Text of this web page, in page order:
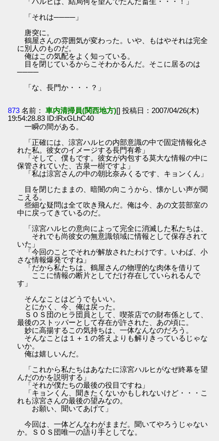
「それは────」
唐突に。
鶴屋さんの雰囲気が変わった。いや、もはやそれは完全
に別人のものだ。
俺はこの気配をよく知っている。
目を閉じているからこそわかるんだ。そこに居るのは
────
「な、長門か・・・？」
873 名前： 車内清掃員(関西地方)[] 投稿日：2007/04/26(木)
19:54:28.83 ID:lRxGLhC40
一瞬の間がある。
「正確には、涼宮ハルヒの内部意識の中で固定情報化さ
れた私。彼女のイメージする長門有希」
「そして、僕もです。彼女が内包する莫大な情報の中に
保管されていた、古泉一樹ですよ」
「私は涼宮さんの中の朝比奈みくるです、キョンくん」
目を閉じたままの、暗闇の向こうから、懐かしい声が聞
こえる。
些細な疑問は全て吹き飛んだ。俺は今、あの文芸部室の
中に戻ってきているのだ。
「涼宮ハルヒの意向によって完全に消滅した私たちは、
それでも尚彼女の無意識領域に情報として保存されて
いた」
「今回のことでそれが解放されたわけです。いわば、小
さな情報爆発ですね」
「だから私たちは、鶴屋さんの物理的な肉体を借りて
ここに情報の断片としてだけ存在していられるんで
す」
そんなことはどうでもいい。
とにかく、今、俺は戻った。
ＳＯＳ団のヒラ団員として、喫茶店での財布係として、
最後のストッパーとして存在が許された、あの頃に。
妙に高揚するこの気持ちは、一体なんなのだろう。
そんなことは１＋１の答えよりも解りきっているじゃな
いか。
俺は嬉しいんだ。
「これから私たちはあなたに涼宮ハルヒがなぜ終幕を望
んだのかを説明する」
「それが僕たちの最後の役目ですね」
「キョンくん、聞きたくないかもしれないけど・・・こ
れも涼宮さんの最後の望みなの。
お願い、聞いてあげて」
今回は、一体どんなわがままだ。聞いてやろうじゃない
か。ＳＯＳ団唯一の語り手としてな。